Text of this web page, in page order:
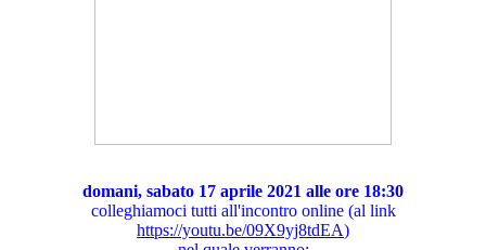
domani, sabato 17 aprile 2021 alle ore 18:30
colleghiamoci tutti all'incontro online (al link
https://youtu.be/09X9yj8tdEA)